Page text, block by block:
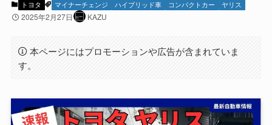
トヨタ マイナーチェンジ ハイブリッド車 コンパクトカー ヤリス
2025年2月27日 KAZU
本ページにはプロモーションや広告が含まれていま
す。